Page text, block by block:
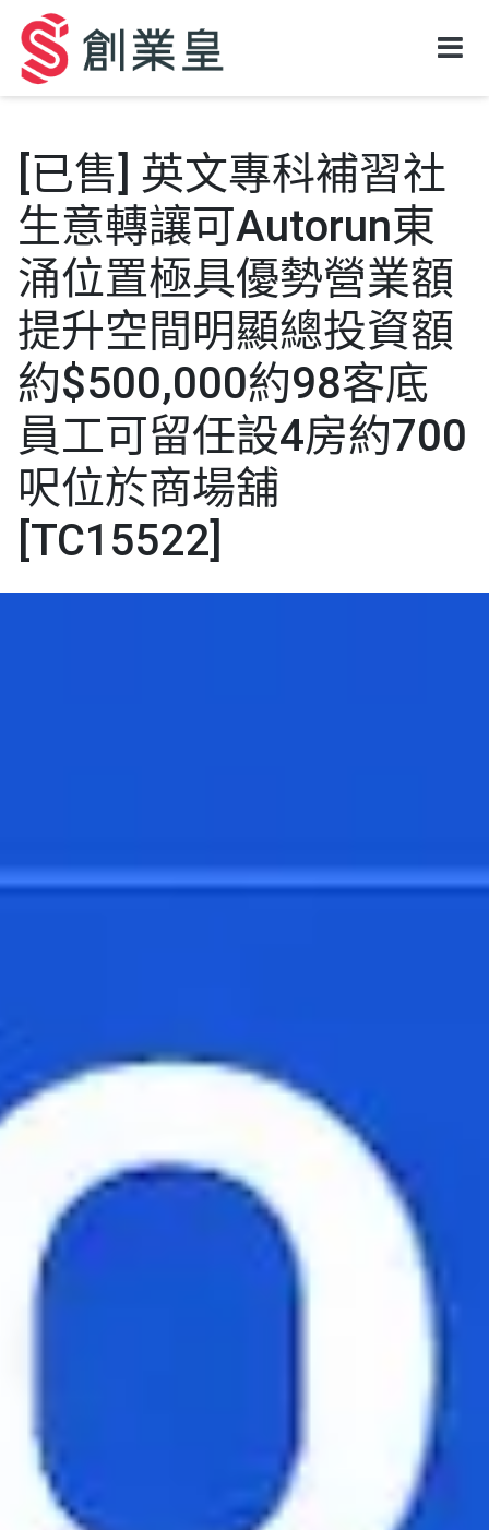
[已售] 英文專科補習社
生意轉讓可Autorun東
涌位置極具優勢營業額
提升空間明顯總投資額
約$500,000約98客底
員工可留任設4房約700
呎位於商場舖
[TC15522]